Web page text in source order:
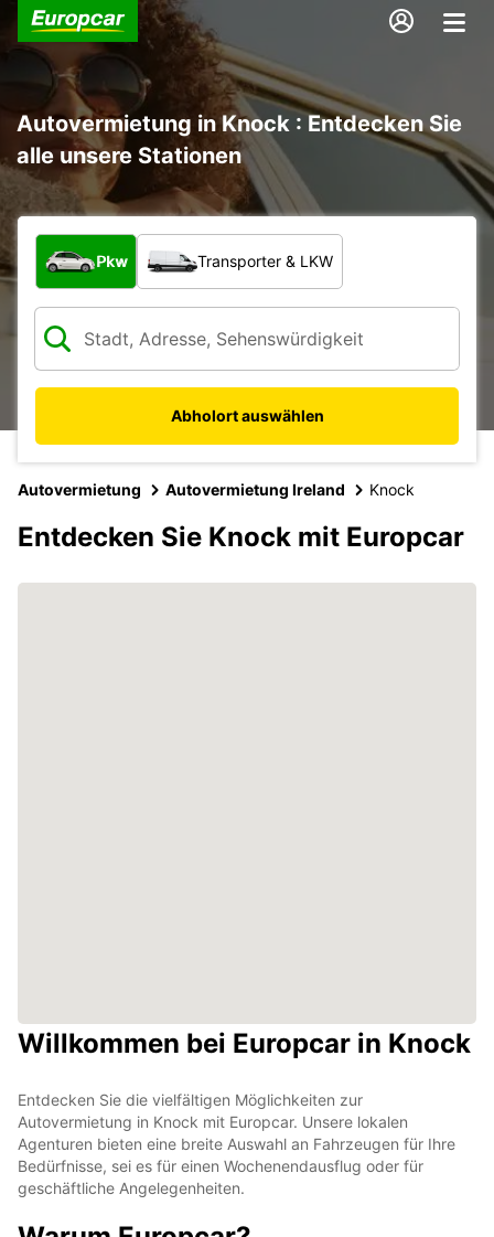
Autovermietung in Knock : Entdecken Sie
alle unsere Stationen
Welche Art von Fahrzeug?
Pkw Transporter & LKW
Abholort auswählen
Autovermietung Autovermietung Ireland Knock
Entdecken Sie Knock mit Europcar
Willkommen bei Europcar in Knock
Entdecken Sie die vielfältigen Möglichkeiten zur
Autovermietung in Knock mit Europcar. Unsere lokalen
Agenturen bieten eine breite Auswahl an Fahrzeugen für Ihre
Bedürfnisse, sei es für einen Wochenendausflug oder für
geschäftliche Angelegenheiten.